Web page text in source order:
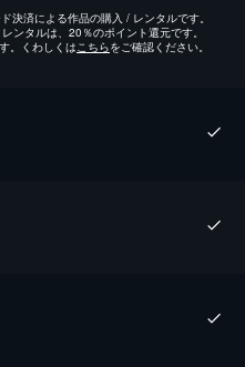
決済による作品の購入 / レンタルです。
ンタルは、20％のポイント還元です。
。くわしくはこちらをご確認ください。